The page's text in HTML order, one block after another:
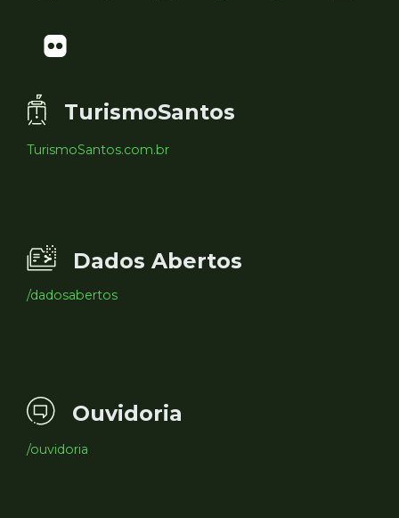
TurismoSantos
TurismoSantos.com.br
Dados Abertos
/dadosabertos
Ouvidoria
/ouvidoria